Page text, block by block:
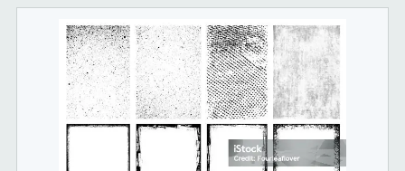
ภาพประกอบ
ภาพเวกเตอร์
วิดีโอ